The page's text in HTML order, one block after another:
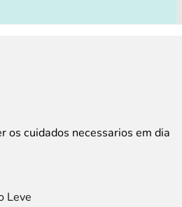
os cuidados necessarios em dia
Leve